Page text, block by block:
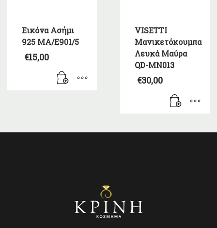
Εικόνα Ασήμι
925 MA/E901/5
€15,00
VISETTI
Μανικετόκουμπα
Λευκά Μαύρα
QD-MN013
€30,00